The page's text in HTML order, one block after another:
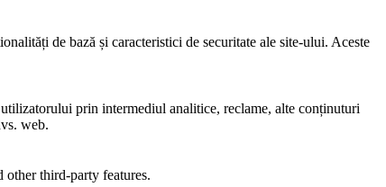
de bază și caracteristici de securitate ale site-ului. Aceste
prin intermediul analitice, reclame, alte conținuturi
web.
third-party features.